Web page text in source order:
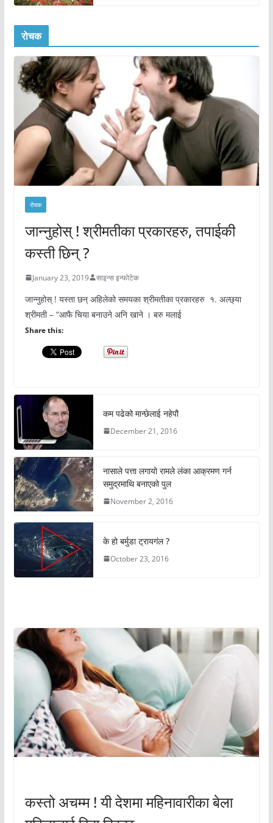
रोचक
रोचक
जान्नुहोस् ! श्रीमतीका प्रकारहरु, तपाईकी
कस्ती छिन् ?
January 23, 2019 साइन्स इन्फोटेक
जान्नुहोस् ! यस्ता छन् अहिलेको समयका श्रीमतीका प्रकारहरु १. अल्छ्या
श्रीमती – “आफै चिया बनाउने अनि खाने । बरु मलाई
Share this:
कम पढेको मान्छेलाई नहेपौ
December 21, 2016
नासाले पत्ता लगायो रामले लंका आक्रमण गर्न
समुद्रमाथि बनाएको पुल
November 2, 2016
के हो बर्मुडा ट्रायगंल ?
October 23, 2016
कस्तो अचम्म ! यी देशमा महिनावारीका बेला